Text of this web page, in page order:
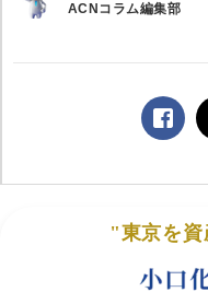
ACNコラム編集部
"東京を